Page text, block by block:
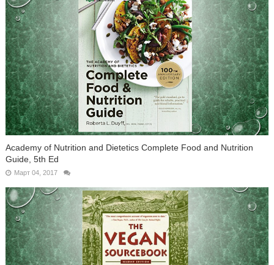
Academy of Nutrition and Dietetics Complete Food and Nutrition
Guide, 5th Ed
Март 04, 2017